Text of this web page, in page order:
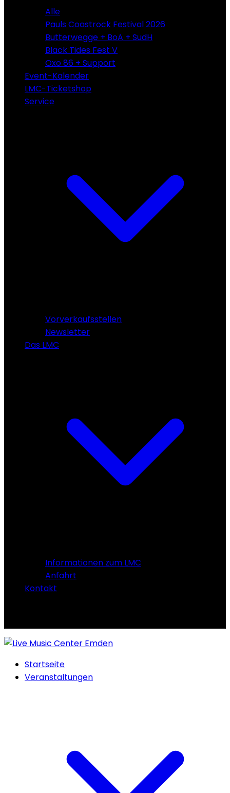
Alle
Pauls Coastrock Festival 2026
Butterwegge + BoA + SudH
Black Tides Fest V
Oxo 86 + Support
Event-Kalender
LMC-Ticketshop
Service
Vorverkaufsstellen
Newsletter
Das LMC
Informationen zum LMC
Anfahrt
Kontakt
Startseite
Veranstaltungen